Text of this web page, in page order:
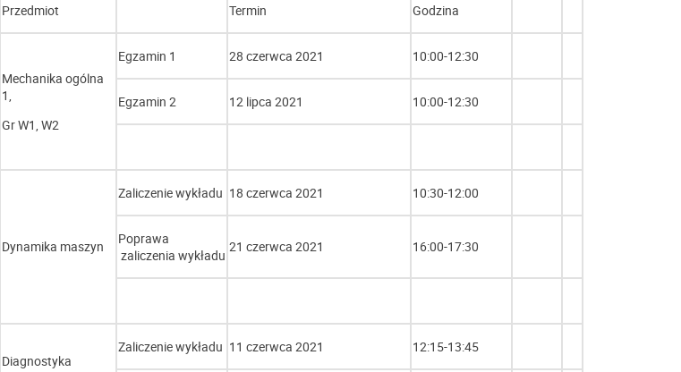
Przedmiot Termin Godzina
Mechanika ogólna
1,
Gr W1, W2
Egzamin 1 28 czerwca 2021 10:00-12:30
Egzamin 2 12 lipca 2021 10:00-12:30
Dynamika maszyn
Zaliczenie wykładu 18 czerwca 2021 10:30-12:00
Poprawa
zaliczenia wykładu
21 czerwca 2021 16:00-17:30
Diagnostyka
Zaliczenie wykładu 11 czerwca 2021 12:15-13:45